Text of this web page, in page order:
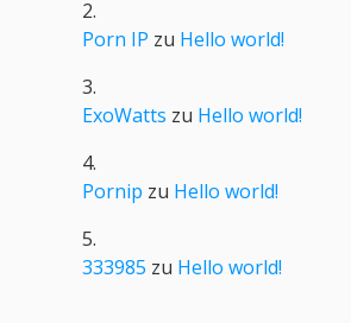
Porn IP zu Hello world!
ExoWatts zu Hello world!
Pornip zu Hello world!
333985 zu Hello world!